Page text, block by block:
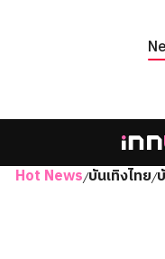
Hot News/บันเทิงไทย/